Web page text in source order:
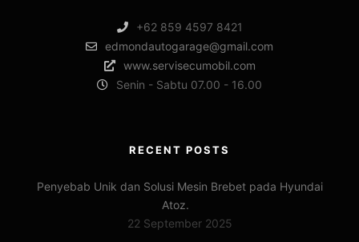
+62 859 4597 8421
edmondautogarage@gmail.com
www.servisecumobil.com
Senin - Sabtu 07.00 - 16.00
RECENT POSTS
Penyebab Unik dan Solusi Mesin Brebet pada Hyundai
Atoz.
22 September 2025